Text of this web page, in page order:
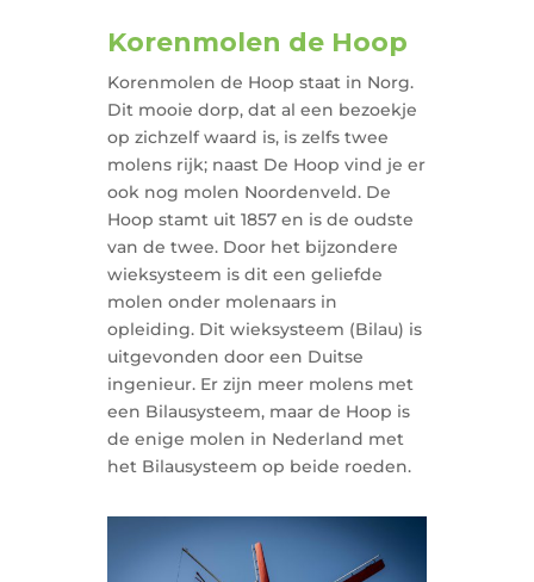
Korenmolen de Hoop
Korenmolen de Hoop staat in Norg.
Dit mooie dorp, dat al een bezoekje
op zichzelf waard is, is zelfs twee
molens rijk; naast De Hoop vind je er
ook nog molen Noordenveld. De
Hoop stamt uit 1857 en is de oudste
van de twee. Door het bijzondere
wieksysteem is dit een geliefde
molen onder molenaars in
opleiding. Dit wieksysteem (Bilau) is
uitgevonden door een Duitse
ingenieur. Er zijn meer molens met
een Bilausysteem, maar de Hoop is
de enige molen in Nederland met
het Bilausysteem op beide roeden.